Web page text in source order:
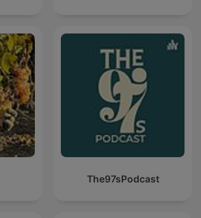
The97sPodcast